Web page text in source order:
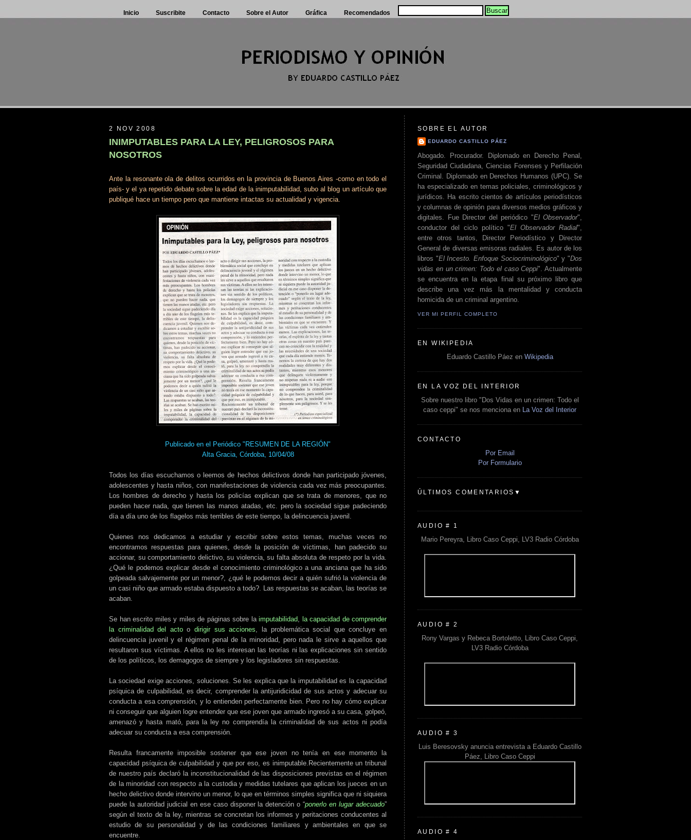
Inicio Suscribite Contacto Sobre el Autor Gráfica Recomendados
2 NOV 2008
INIMPUTABLES PARA LA LEY, PELIGROSOS PARA
NOSOTROS
Ante la resonante ola de delitos ocurridos en la provincia de Buenos Aires -como en todo el
país- y el ya repetido debate sobre la edad de la inimputabilidad, subo al blog un artículo que
publiqué hace un tiempo pero que mantiene intactas su actualidad y vigencia.
Publicado en el Periódico "RESUMEN DE LA REGIÓN"
Alta Gracia, Córdoba, 10/04/08
Todos los días escuchamos o leemos de hechos delictivos donde han participado jóvenes,
adolescentes y hasta niños, con manifestaciones de violencia cada vez más preocupantes.
Los hombres de derecho y hasta los policías explican que se trata de menores, que no
pueden hacer nada, que tienen las manos atadas, etc. pero la sociedad sigue padeciendo
día a día uno de los flagelos más terribles de este tiempo, la delincuencia juvenil.
Quienes nos dedicamos a estudiar y escribir sobre estos temas, muchas veces no
encontramos respuestas para quienes, desde la posición de víctimas, han padecido su
accionar, su comportamiento delictivo, su violencia, su falta absoluta de respeto por la vida.
¿Qué le podemos explicar desde el conocimiento criminológico a una anciana que ha sido
golpeada salvajemente por un menor?, ¿qué le podemos decir a quién sufrió la violencia de
un casi niño que armado estaba dispuesto a todo?. Las respuestas se acaban, las teorías se
acaban.
Se han escrito miles y miles de páginas sobre la imputabilidad, la capacidad de comprender
la criminalidad del actoodirigir sus acciones, la problemática social que concluye en
delincuencia juvenil y el régimen penal de la minoridad, pero nada le sirve a aquellos que
resultaron sus víctimas. A ellos no les interesan las teorías ni las explicaciones sin sentido
de los políticos, los demagogos de siempre y los legisladores sin respuestas.
La sociedad exige acciones, soluciones. Se les explica que la imputabilidad es la capacidad
psíquica de culpabilidad, es decir, comprender la antijuridicidad de sus actos y adecuar su
conducta a esa comprensión, y lo entienden perfectamente bien. Pero no hay cómo explicar
ni conseguir que alguien logre entender que ese joven que armado ingresó a su casa, golpeó,
amenazó y hasta mató, para la ley no comprendía la criminalidad de sus actos ni podía
adecuar su conducta a esa comprensión.
Resulta francamente imposible sostener que ese joven no tenía en ese momento la
capacidad psíquica de culpabilidad y que por eso, es inimputable.Recientemente un tribunal
de nuestro país declaró la inconstitucionalidad de las disposiciones previstas en el régimen
de la minoridad con respecto a la custodia y medidas tutelares que aplican los jueces en un
hecho delictivo donde intervino un menor, lo que en términos simples significa que ni siquiera
puede la autoridad judicial en ese caso disponer la detención o “ponerlo en lugar adecuado”
según el texto de la ley, mientras se concretan los informes y peritaciones conducentes al
estudio de su personalidad y de las condiciones familiares y ambientales en que se
encuentre.
SOBRE EL AUTOR
EDUARDO CASTILLO PÁEZ
Abogado. Procurador. Diplomado en Derecho Penal,
Seguridad Ciudadana, Ciencias Forenses y Perfilación
Criminal. Diplomado en Derechos Humanos (UPC). Se
ha especializado en temas policiales, criminológicos y
jurídicos. Ha escrito cientos de artículos periodísticos
y columnas de opinión para diversos medios gráficos y
digitales. Fue Director del periódico "El Observador",
conductor del ciclo político "El Observador Radial",
entre otros tantos, Director Periodístico y Director
General de diversas emisoras radiales. Es autor de los
libros "El Incesto. Enfoque Sociocriminológico" y "Dos
vidas en un crimen: Todo el caso Ceppi". Actualmente
se encuentra en la etapa final su próximo libro que
describe una vez más la mentalidad y conducta
homicida de un criminal argentino.
VER MI PERFIL COMPLETO
EN WIKIPEDIA
Eduardo Castillo Páez en Wikipedia
EN LA VOZ DEL INTERIOR
Sobre nuestro libro "Dos Vidas en un crimen: Todo el
caso ceppi" se nos menciona en
La Voz del Interior
CONTACTO
Por Email
Por Formulario
ÚLTIMOS COMENTARIOS▼
AUDIO # 1
Mario Pereyra, Libro Caso Ceppi, LV3 Radio Córdoba
AUDIO # 2
Rony Vargas y Rebeca Bortoletto, Libro Caso Ceppi,
LV3 Radio Córdoba
AUDIO # 3
Luis Beresovsky anuncia entrevista a Eduardo Castillo
Páez, Libro Caso Ceppi
AUDIO # 4